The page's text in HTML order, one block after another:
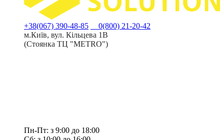
+38(067) 390-48-85
0(800) 21-20-42
м.Київ, вул. Кільцева 1В
(Стоянка ТЦ "METRO")
Пн-Пт: з 9:00 до 18:00